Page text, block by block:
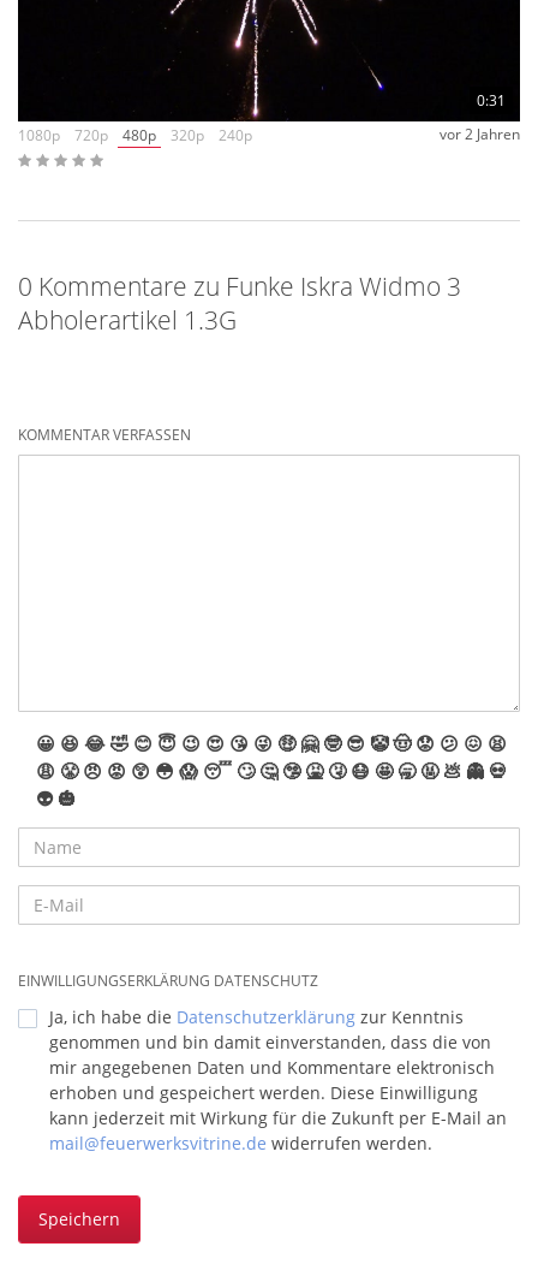
0:31
1080p
720p 480p 320p 240p vor 2 Jahren
0 Kommentare zu Funke Iskra Widmo 3
Abholerartikel 1.3G
KOMMENTAR VERFASSEN
😀 😆 😂🤣 😊 😇 😉 😍 😘 😜 🤑 🤗 🤓 😎 🤡🤠 😟 😕 😖 😫
😩 😤 😠 😡 😲 😳 😱 😴 🙄 🤔 🤥 🤮 🤧 😷 🤩 🥱 🤬 💩 👻 💀
👽 🎃
EINWILLIGUNGSERKLÄRUNG DATENSCHUTZ
Ja, ich habe die Datenschutzerklärung zur Kenntnis
genommen und bin damit einverstanden, dass die von
mir angegebenen Daten und Kommentare elektronisch
erhoben und gespeichert werden. Diese Einwilligung
kann jederzeit mit Wirkung für die Zukunft per E-Mail an
mail@feuerwerksvitrine.de widerrufen werden.
Speichern